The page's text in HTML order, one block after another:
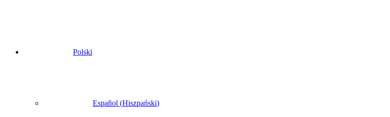
Polski
Español (Hiszpański)